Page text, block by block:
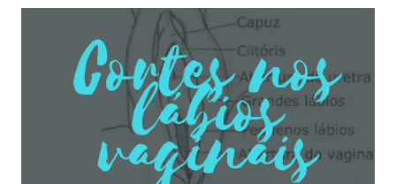
A pilula yasminelle® deve ser tomada todos os dias, no
mesmo horário, durante 21 dias, após os quais deve fazer 7
dias de pausa (semana de descanso ou pausa), durante estes
7 dias descerá o período menstrual, normalmente no 3° ou
4° dia da pausa. As caixas seguintes deverão ser tomadas
seguindo o esquema 1+7+21+7+21.... . Como iniciar a
yasminelle® Para iniciar a pilula yasminelle® a mulher deve